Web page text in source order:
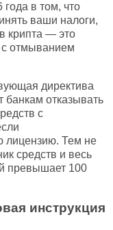
в том, что
ваши налоги,
крипта — это
с отмыванием
директива
отказывать
с
лицензию. Тем не
средств и весь
превышает 100
инструкция